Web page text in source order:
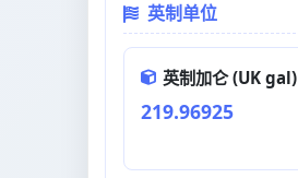
英制单位
英制加仑 (UK gal)
219.96925